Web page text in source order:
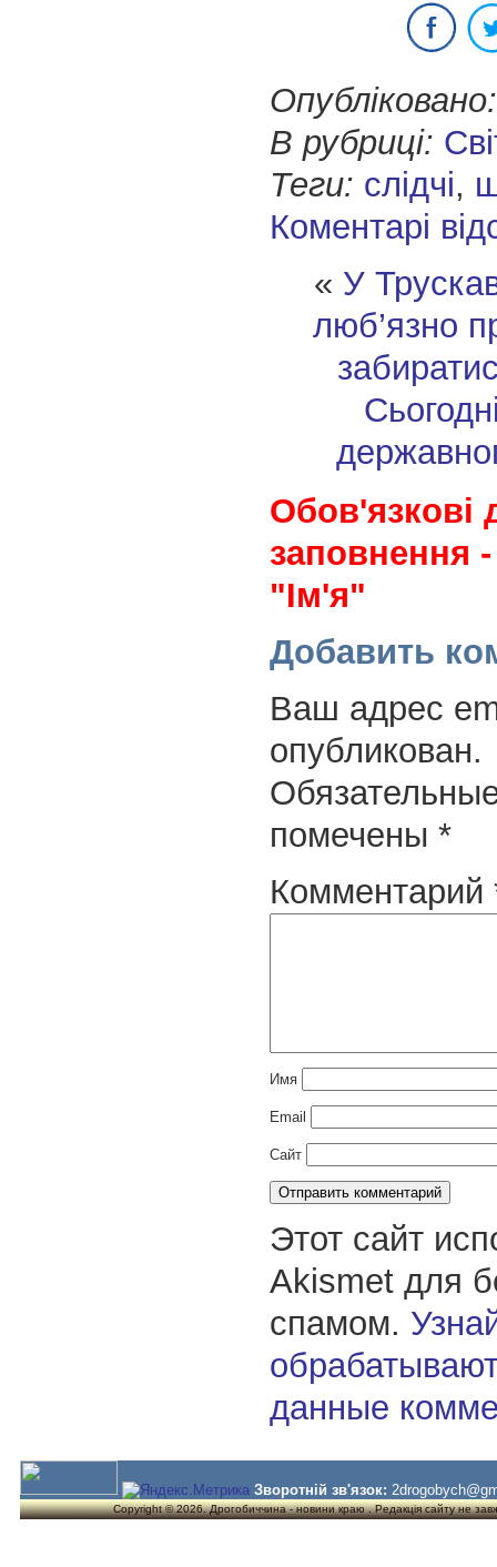
Опубліковано:
В рубриці:
Теги: слідчі,
Коментарі
« У
люб’язно
Обов'язкові
заповнення
"Ім'я"
Добавить
Ваш адрес
опубликован.
помечены *
Комментарий
Имя
Email
Сайт
Этот сайт
Akismet для
спамом.
данные
Зворотній зв'язок:
Copyright © 2026. Дрогобиччина - новини краю . Редакція сайту не